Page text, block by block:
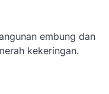
embung dan
kekeringan.